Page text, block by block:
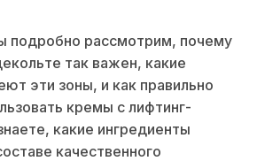
подробно рассмотрим, почему
так важен, какие
эти зоны, и как правильно
кремы с лифтинг-
какие ингредиенты
качественного